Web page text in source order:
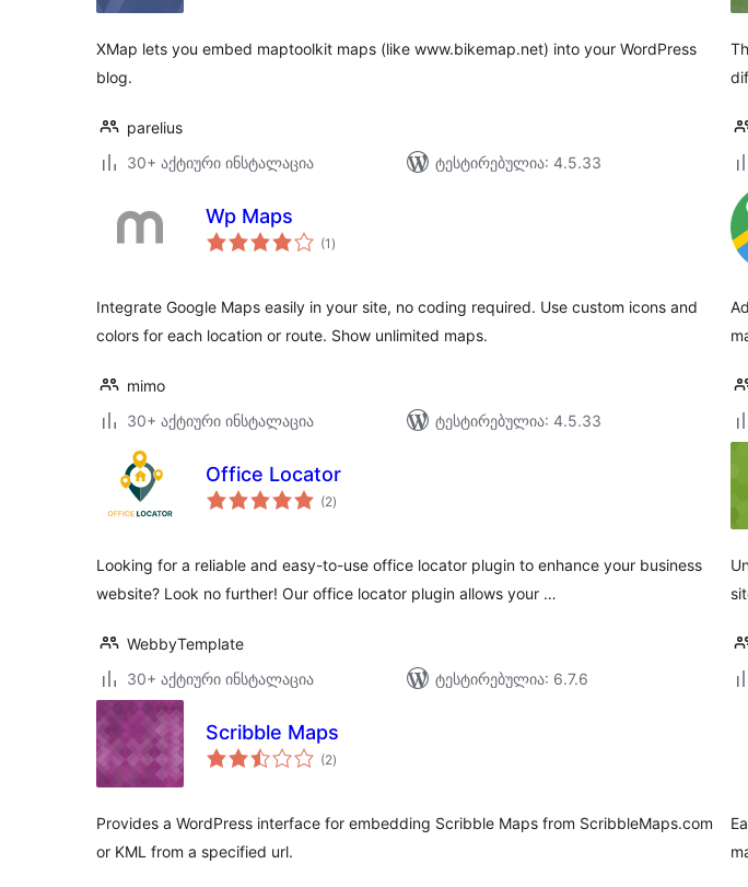
XMap lets you embed maptoolkit maps (like www.bikemap.net) into your WordPress
blog.
parelius
30+ აქტიური ინსტალაცია
ტესტირებულია: 4.5.33
Wp Maps
(1 საერთო
რეიტინგი
)
Integrate Google Maps easily in your site, no coding required. Use custom icons and
colors for each location or route. Show unlimited maps.
mimo
30+ აქტიური ინსტალაცია
ტესტირებულია: 4.5.33
Office Locator
(2საერთო
რეიტინგი
)
Looking for a reliable and easy-to-use office locator plugin to enhance your business
website? Look no further! Our office locator plugin allows your …
WebbyTemplate
30+ აქტიური ინსტალაცია
ტესტირებულია: 6.7.6
Scribble Maps
(2საერთო
რეიტინგი
)
Provides a WordPress interface for embedding Scribble Maps from ScribbleMaps.com
or KML from a specified url.